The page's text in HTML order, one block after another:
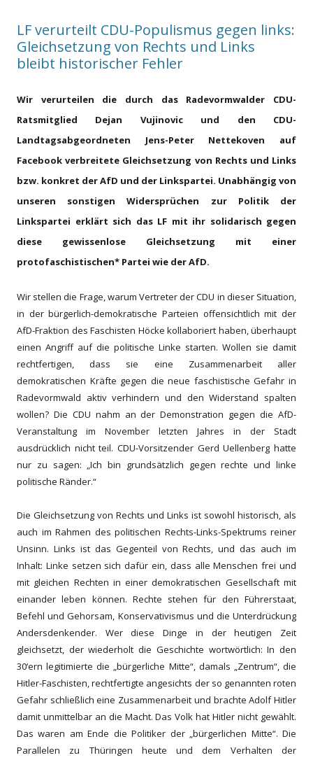
LF verurteilt CDU-Populismus gegen links:
Gleichsetzung von Rechts und Links
bleibt historischer Fehler
Wir verurteilen die durch das Radevormwalder CDU-
Ratsmitglied Dejan Vujinovic und den CDU-
Landtagsabgeordneten Jens-Peter Nettekoven auf
Facebook verbreitete Gleichsetzung von Rechts und Links
bzw. konkret der AfD und der Linkspartei. Unabhängig von
unseren sonstigen Widersprüchen zur Politik der
Linkspartei erklärt sich das LF mit ihr solidarisch gegen
diese gewissenlose Gleichsetzung mit einer
protofaschistischen* Partei wie der AfD.
Wir stellen die Frage, warum Vertreter der CDU in dieser Situation,
in der bürgerlich-demokratische Parteien offensichtlich mit der
AfD-Fraktion des Faschisten Höcke kollaboriert haben,überhaupt
einen Angriff auf die politische Linke starten. Wollen sie damit
rechtfertigen, dass sie eine Zusammenarbeit aller
demokratischen Kräfte gegen die neue faschistische Gefahr in
Radevormwald aktiv verhindern und den Widerstand spalten
wollen? Die CDU nahm an derDemonstration gegen die AfD-
Veranstaltung im November letzten Jahres in der Stadt
ausdrücklich nicht teil. CDU-Vorsitzender Gerd Uellenberg hatte
nur zu sagen: „Ich bin grundsätzlich gegen rechte und linke
politische Ränder.“
Die Gleichsetzung von Rechts und Links ist sowohl historisch, als
auch im Rahmen des politischen Rechts-Links-Spektrums reiner
Unsinn. Links ist das Gegenteil von Rechts, und das auch im
Inhalt: Linke setzen sich dafür ein, dass alle Menschen frei und
mit gleichen Rechten in einer demokratischen Gesellschaft mit
einander leben können. Rechte stehen für den Führerstaat,
Befehl und Gehorsam, Konservativismus und die Unterdrückung
Andersdenkender. Wer diese Dinge in der heutigen Zeit
gleichsetzt, der wiederholt die Geschichte wortwörtlich: In den
30‘ern legitimierte die „bürgerliche Mitte“, damals „Zentrum“, die
Hitler-Faschisten, rechtfertigte angesichts der so genannten roten
Gefahr schließlich eine Zusammenarbeit und brachte Adolf Hitler
damit unmittelbar an die Macht. Das Volk hat Hitler nicht gewählt.
Das waren am Ende die Politiker der „bürgerlichen Mitte“. Die
Parallelen zu Thüringen heute und dem Verhalten der